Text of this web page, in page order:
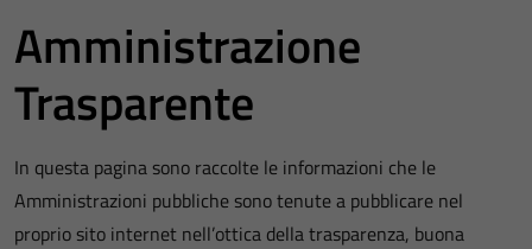
Amministrazione
Trasparente
In questa pagina sono raccolte le informazioni che le
Amministrazioni pubbliche sono tenute a pubblicare nel
proprio sito internet nell’ottica della trasparenza, buona